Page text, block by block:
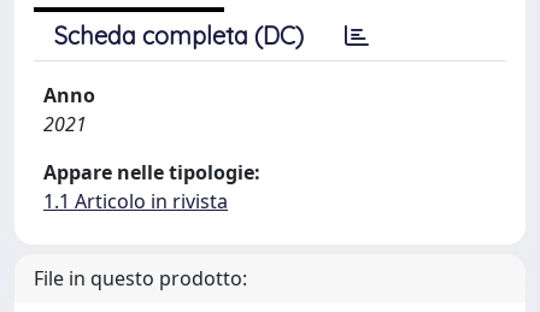
Scheda completa (DC)
Anno
2021
Appare nelle tipologie:
1.1 Articolo in rivista
File in questo prodotto: